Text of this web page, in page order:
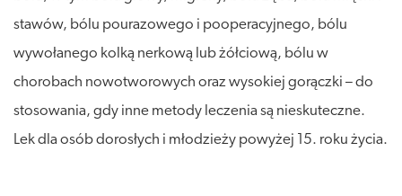
stawów, bólu pourazowego i pooperacyjnego, bólu
wywołanego kolką nerkową lub żółciową, bólu w
chorobach nowotworowych oraz wysokiej gorączki – do
stosowania, gdy inne metody leczenia są nieskuteczne.
Lek dla osób dorosłych i młodzieży powyżej 15. roku życia.